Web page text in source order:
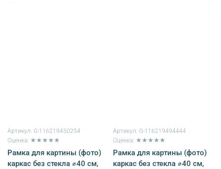
Артикул: G-116219450254
Оценка: ★★★★★
Рамка для картины (фото)
каркас без стекла ⌀40 см,
Артикул: G-116219494444
Оценка: ★★★★★
Рамка для картины (фото)
каркас без стекла ⌀40 см,